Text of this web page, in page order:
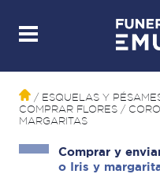
/ ESQUELAS Y
COMPRAR FLORES /
MARGARITAS
Comprar y
o Iris y